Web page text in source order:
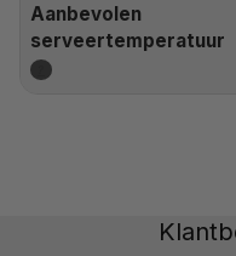
Aanbevolen
serveertemperatuur